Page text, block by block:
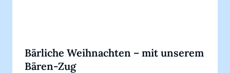
Bärliche Weihnachten – mit unserem
Bären-Zug